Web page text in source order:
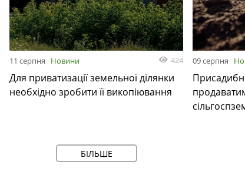
11 серпня Новини 424
Для приватизації земельної ділянки
необхідно зробити її викопіювання
09 серпня
БІЛЬШЕ